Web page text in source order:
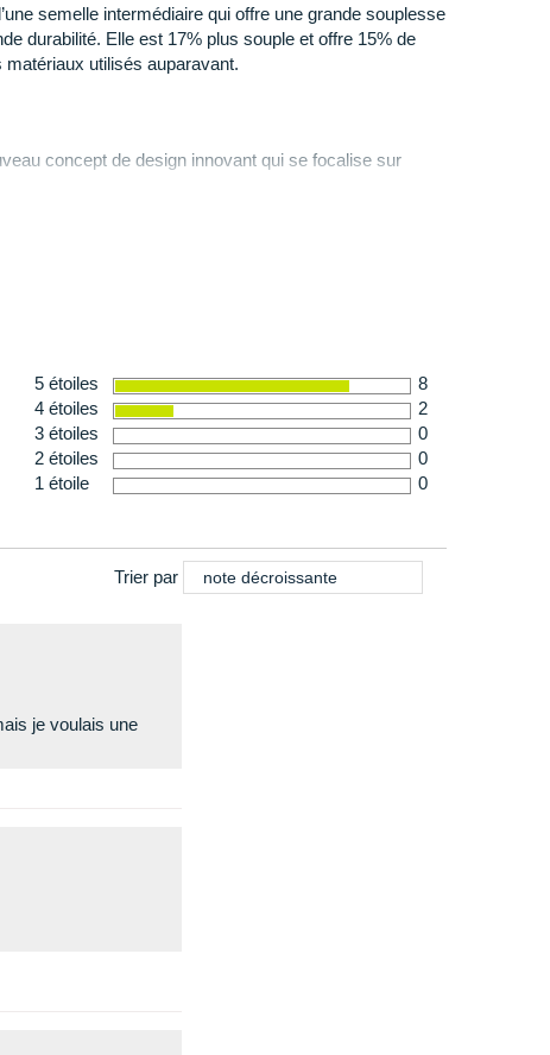
decrampons, elle allie idéalementadhérenceet
sûre sur une grande diversité de terrains. Vous
vers l'avant.
: 312 g en taille 42
semelle intermédiaire qui offre une grande souplesse
durabilité. Elle est 17% plus souple et offre 15% de
utilisés auparavant.
concept de design innovant qui se focalise sur
et un pouvoir de freinage sans équivalent.
glissantes, et une durabilité élevée.
5 étoiles
8
4 étoiles
2
3 étoiles
0
2 étoiles
0
1 étoile
0
Trier par note décroissante
je voulais une